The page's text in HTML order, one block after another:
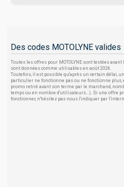
Des codes MOTOLYNE valides
Toutes les offres pour MOTOLYNE sont testées
sont données comme utilisables en août 2026.
Toutefois, il est possible qu'après un certain délai,
particulier ne fonctionne pas ou ne fonctionne plus,
promo retiré avant son terme par le marchand,
temps ou en nombre d'utilisateurs...). Si une offre
fonctionner, n'hésitez pas nous l'indiquer par